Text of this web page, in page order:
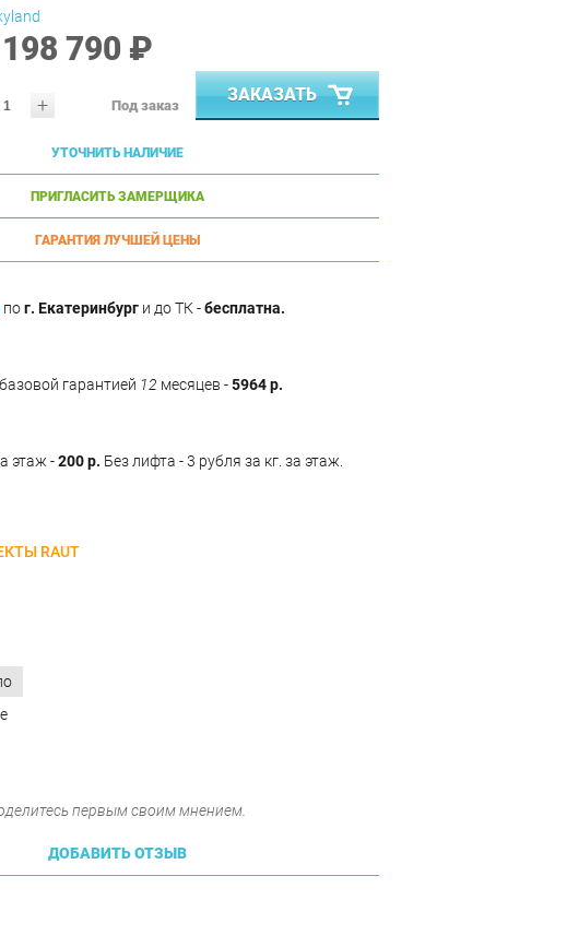
198 790 ₽
+ Под заказ
ЗАКАЗАТЬ
УТОЧНИТЬ НАЛИЧИЕ
ПРИГЛАСИТЬ ЗАМЕРЩИКА
ГАРАНТИЯ ЛУЧШЕЙ ЦЕНЫ
пог. Екатеринбург и до ТК -бесплатна.
гарантией 12 месяцев -5964 р.
этаж -200 р. Без лифта - 3 рубля за кг. за этаж.
RAUT
первым своим мнением.
ДОБАВИТЬ ОТЗЫВ